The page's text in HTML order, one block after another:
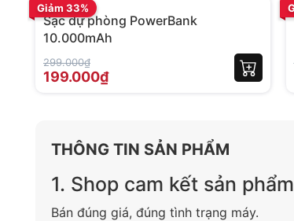
Giảm 33%
Sạc dự phòng PowerBank
10.000mAh
299.000₫
199.000₫
THÔNG TIN SẢN PHẨM
1. Shop cam kết sản
Bán đúng giá, đúng tình trạng máy.